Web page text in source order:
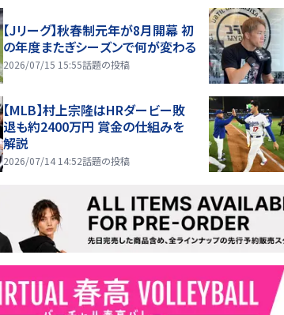
【Jリーグ】秋春制元年が8月開幕 初
の年度またぎシーズンで何が変わる
2026/07/15 15:55話題の投稿
【MLB】村上宗隆はHRダービー敗
退も約2400万円 賞金の仕組みを
解説
2026/07/14 14:52話題の投稿